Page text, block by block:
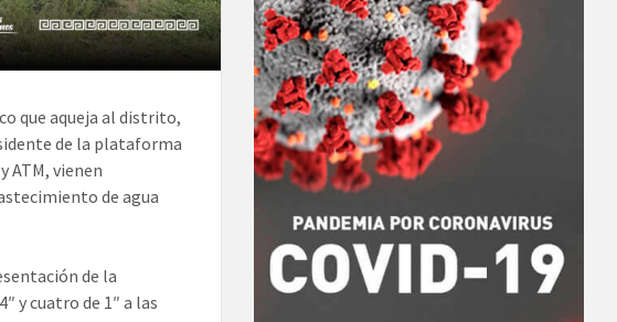
que aqueja al distrito,
de la plataforma
ATM, vienen
de agua
de la
y cuatro de 1″ a las